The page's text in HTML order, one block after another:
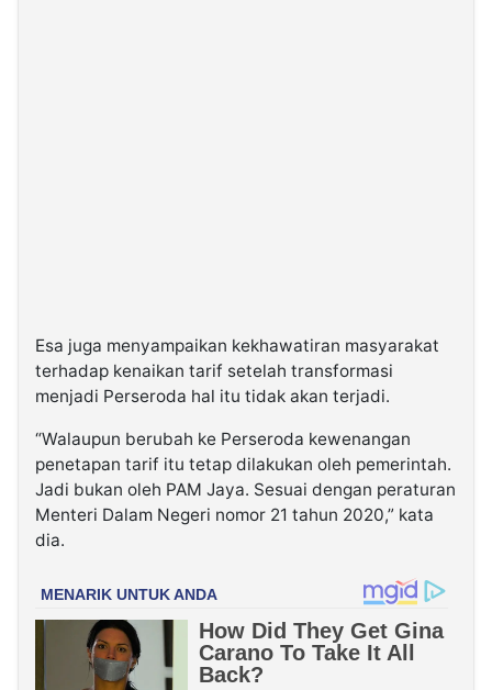
Esa juga menyampaikan kekhawatiran masyarakat
terhadap kenaikan tarif setelah transformasi
menjadi Perseroda hal itu tidak akan terjadi.
“Walaupun berubah ke Perseroda kewenangan
penetapan tarif itu tetap dilakukan oleh pemerintah.
Jadi bukan oleh PAM Jaya. Sesuai dengan peraturan
Menteri Dalam Negeri nomor 21 tahun 2020,” kata
dia.